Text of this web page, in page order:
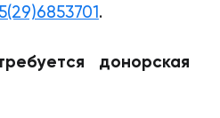
.
донорская